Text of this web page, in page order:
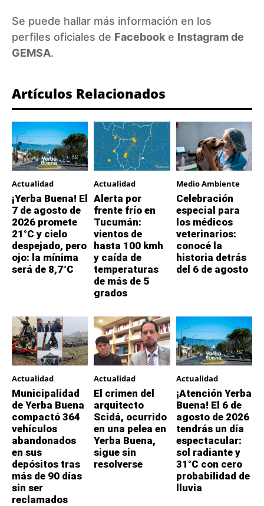
Se puede hallar más información en los
perfiles oficiales de Facebook e Instagram de
GEMSA.
Artículos Relacionados
Actualidad
¡Yerba Buena! El
7 de agosto de
2026 promete
21°C y cielo
despejado, pero
ojo: la mínima
será de 8,7°C
Actualidad
Alerta por
frente frío en
Tucumán:
vientos de
hasta 100 kmh
y caída de
temperaturas
de más de 5
grados
Medio Ambiente
Celebración
especial para
los médicos
veterinarios:
conocé la
historia detrás
del 6 de agosto
Actualidad
Municipalidad
de Yerba Buena
compactó 364
vehículos
abandonados
en sus
depósitos tras
más de 90 días
sin ser
reclamados
Actualidad
El crimen del
arquitecto
Scidá, ocurrido
en una pelea en
Yerba Buena,
sigue sin
resolverse
Actualidad
¡Atención Yerba
Buena! El 6 de
agosto de 2026
tendrás un día
espectacular:
sol radiante y
31°C con cero
probabilidad de
lluvia